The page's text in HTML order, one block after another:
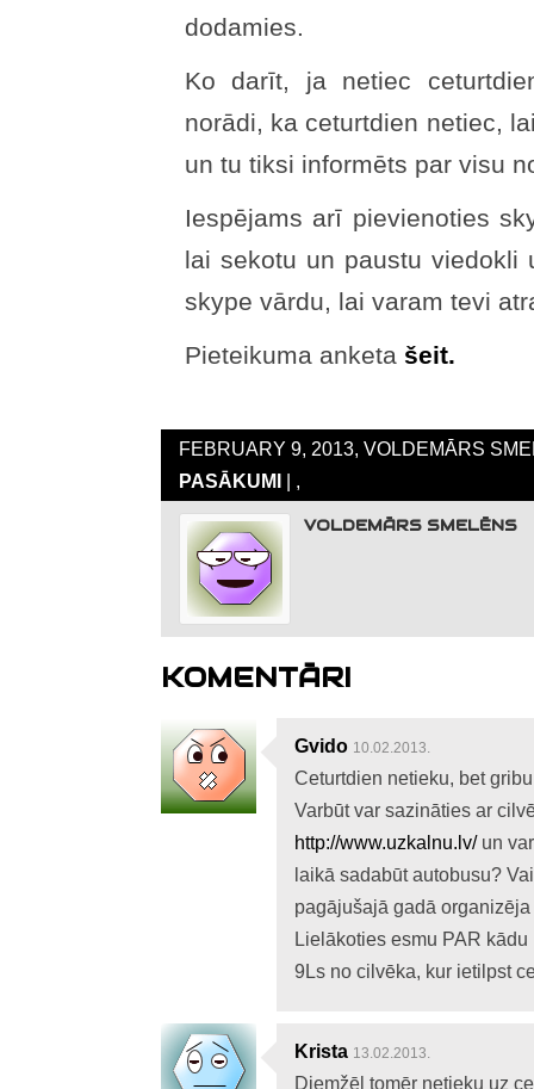
dodamies.
Ko darīt, ja netiec
norādi, ka ceturtdien netiec,
un tu tiksi informēts par visu
Iespējams arī pievienoties
lai sekotu un paustu viedokli
skype vārdu, lai varam tevi
Pieteikuma anketa šeit.
FEBRUARY 9, 2013, VOLDEMĀRS
PASĀKUMI | ,
VOLDEMĀRS SMELĒNS
KOMENTĀRI
Gvido 10.02.2013.
Ceturtdien netieku, bet
Varbūt var sazināties ar
http://www.uzkalnu.lv/un
laikā sadabūt autobusu?
pagājušajā gadā
Lielākoties esmu PAR
9Ls no cilvēka, kur ietilpst
Krista 13.02.2013.
Diemžēl tomēr netieku uz